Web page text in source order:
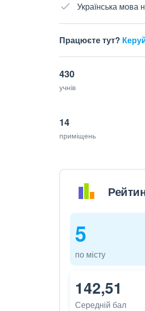
Українська мова
Працюєте тут?
430
учнів
14
приміщень
5
по місту
142,51
Середній бал